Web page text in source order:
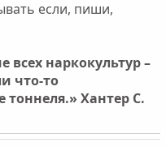
если, пиши,
всех наркокультур –
что-то
тоннеля.» Хантер С.